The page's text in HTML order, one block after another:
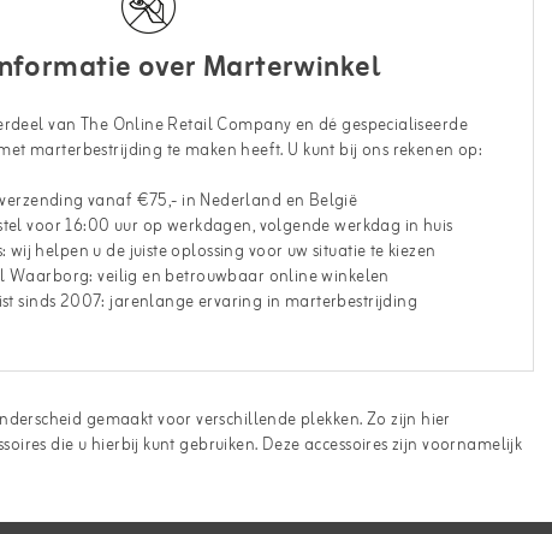
over Marterwinkel
van The Online Retail Company en dé gespecialiseerde
marterbestrijding te maken heeft. U kunt bij ons rekenen op:
vanaf €75,- in Nederland en België
voor 16:00 uur op werkdagen, volgende werkdag in huis
wij helpen u de juiste oplossing voor uw situatie te kiezen
Waarborg: veilig en betrouwbaar online winkelen
sinds 2007: jarenlange ervaring in marterbestrijding
gemaakt voor verschillende plekken. Zo zijn hier
die u hierbij kunt gebruiken. Deze accessoires zijn voornamelijk